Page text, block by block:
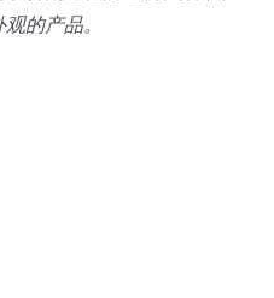
的产品。